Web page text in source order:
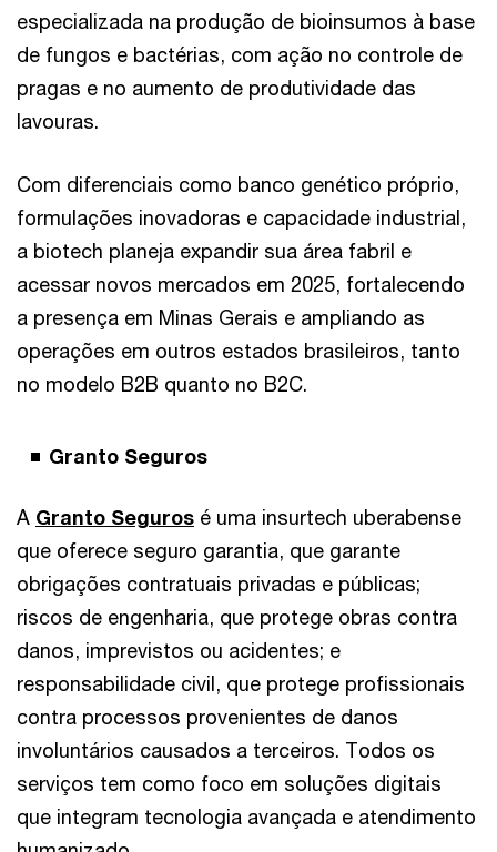
especializada na produção de bioinsumos à base
de fungos e bactérias, com ação no controle de
pragas e no aumento de produtividade das
lavouras.
Com diferenciais como banco genético próprio,
formulações inovadoras e capacidade industrial,
a biotech planeja expandir sua área fabril e
acessar novos mercados em 2025, fortalecendo
a presença em Minas Gerais e ampliando as
operações em outros estados brasileiros, tanto
no modelo B2B quanto no B2C.
Granto Seguros
A Granto Seguros é uma insurtech uberabense
que oferece seguro garantia, que garante
obrigações contratuais privadas e públicas;
riscos de engenharia, que protege obras contra
danos, imprevistos ou acidentes; e
responsabilidade civil, que protege profissionais
contra processos provenientes de danos
involuntários causados a terceiros. Todos os
serviços tem como foco em soluções digitais
que integram tecnologia avançada e atendimento